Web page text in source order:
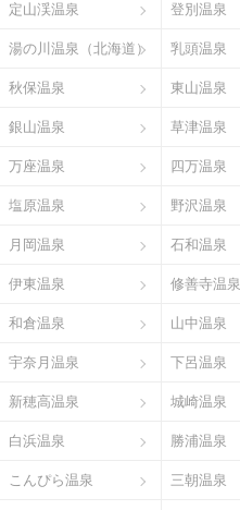
定山渓温泉 登別温泉
湯の川温泉（北海道） 乳頭温泉
秋保温泉 東山温泉
銀山温泉 草津温泉
万座温泉 四万温泉
塩原温泉 野沢温泉
月岡温泉 石和温泉
伊東温泉 修善寺温泉
和倉温泉 山中温泉
宇奈月温泉 下呂温泉
新穂高温泉 城崎温泉
白浜温泉 勝浦温泉
こんぴら温泉 三朝温泉